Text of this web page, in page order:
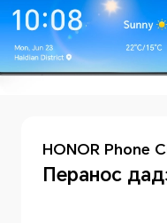
HONOR Phone
Перанос